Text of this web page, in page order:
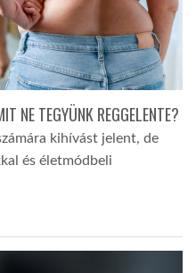
NE TEGYÜNK REGGELENTE?
kihívást jelent, de
és életmódbeli